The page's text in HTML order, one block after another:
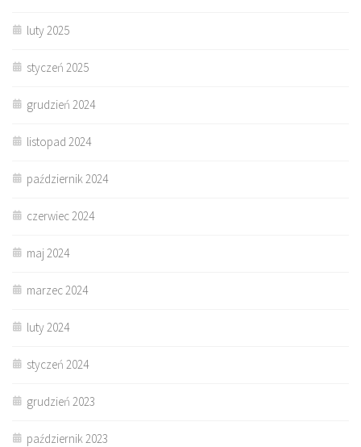
luty 2025
styczeń 2025
grudzień 2024
listopad 2024
październik 2024
czerwiec 2024
maj 2024
marzec 2024
luty 2024
styczeń 2024
grudzień 2023
październik 2023